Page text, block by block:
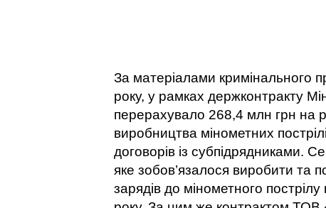
За матеріалами кримінального
року, у рамках держконтракту
перерахувало 268,4 млн грн на
виробництва мінометних
договорів із субпідрядниками.
яке зобов’язалося виробити та
зарядів до мінометного